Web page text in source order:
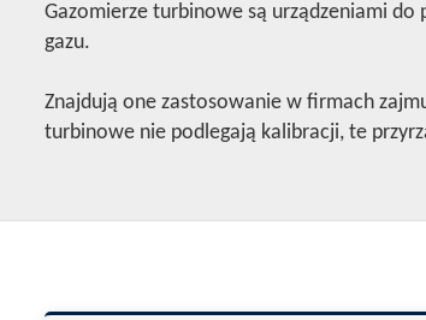
Gazomierze turbinowe są urządzeniami do
gazu.
Znajdują one zastosowanie w firmach
turbinowe nie podlegają kalibracji, te